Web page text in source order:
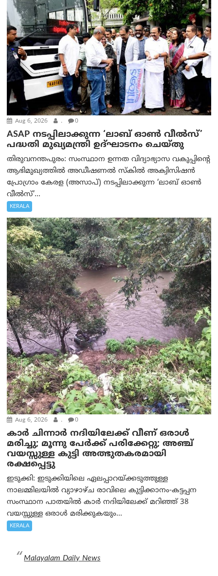
Aug 6, 2026 . 0
ASAP നടപ്പിലാക്കുന്ന ‘ലാബ് ഓൺ വീൽസ്’
പദ്ധതി മുഖ്യമന്ത്രി ഉദ്ഘാടനം ചെയ്തു
തിരുവനന്തപുരം: സംസ്ഥാന ഉന്നത വിദ്യാഭ്യാസ വകുപ്പിന്റെ
ആഭിമുഖ്യത്തിൽ അഡീഷണൽ സ്കിൽ അക്വിസിഷൻ
പ്രോഗ്രാം കേരള (അസാപ്) നടപ്പിലാക്കുന്ന ‘ലാബ് ഓൺ
വീൽസ്’...
KERALA
Aug 6, 2026 . 0
കാര്‍ ചിന്നാര്‍ നദിയിലേക്ക് വീണ് ഒരാള്‍
മരിച്ചു; മൂന്നു പേര്‍ക്ക് പരിക്കേറ്റു; അഞ്ച്
വയസ്സുള്ള കുട്ടി അത്ഭുതകരമായി
രക്ഷപ്പെട്ടു
ഇടുക്കി: ഇടുക്കിയിലെ ഏലപ്പാറയ്ക്കടുത്തുള്ള
നാലമ്മിലയിൽ വ്യാഴാഴ്ച രാവിലെ കുട്ടിക്കാനം-കട്ടപ്പന
സംസ്ഥാന പാതയിൽ കാർ നദിയിലേക്ക് മറിഞ്ഞ് 38
വയസ്സുള്ള ഒരാൾ മരിക്കുകയും...
KERALA
Malayalam Daily News